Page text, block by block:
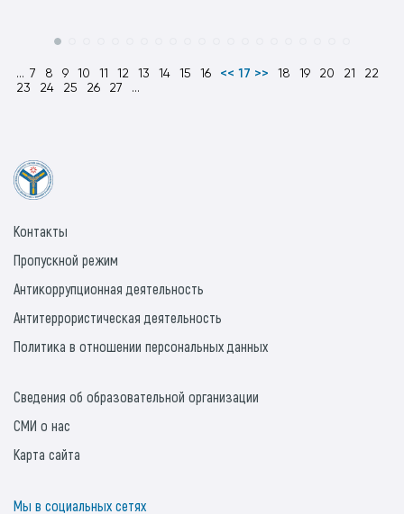
... 7 8 9 10 11 12 13 14 15 16 << 17 >> 18 19 20 21
22
23
24 25 26 27 ...
Контакты
Пропускной режим
Антикоррупционная деятельность
Антитеррористическая деятельность
Политика в отношении персональных данных
Сведения об образовательной организации
СМИ о нас
Карта сайта
Мы в социальных сетях